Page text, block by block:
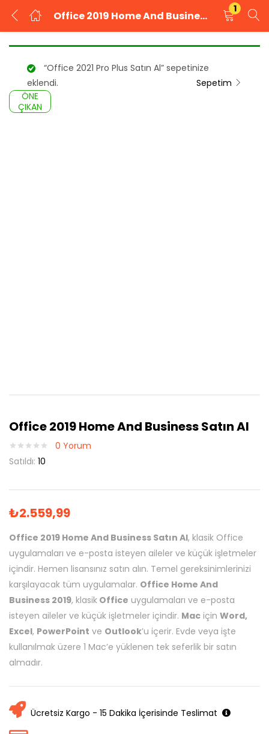
Office 2019 Home And Business Satın Al
1
GIRIŞ YAP
KAYIT OL
Kullanıcı adınızı ve şifrenizi girin.
“Office 2021 Pro Plus Satın Al” sepetinize
eklendi.
Sepetim
Office 2019 Home And Business Satın Al
0 Yorum
Satıldı: 10
ÖNE
ÇIKAN
₺2.559,99
Office 2019 Home And Business Satın Al, klasik Office
uygulamaları ve e-posta isteyen aileler ve küçük işletmeler
içindir. Hemen lisansınız satın alın. Temel gereksinimlerinizi
karşılayacak tüm uygulamalar. Office Home And
Business 2019, klasik Office uygulamaları ve e-posta
isteyen aileler ve küçük işletmeler içindir. Mac için Word,
Excel, PowerPoint ve Outlook’u içerir. Evde veya işte
kullanılmak üzere 1 Mac’e yüklenen tek seferlik bir satın
almadır.
Ücretsiz Kargo - 15 Dakika İçerisinde Teslimat